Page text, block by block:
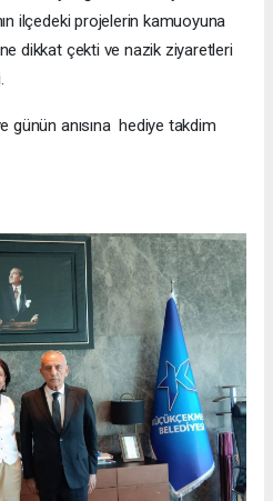
ilçedeki projelerin kamuoyuna
dikkat çekti ve nazik ziyaretleri
günün anısına hediye takdim